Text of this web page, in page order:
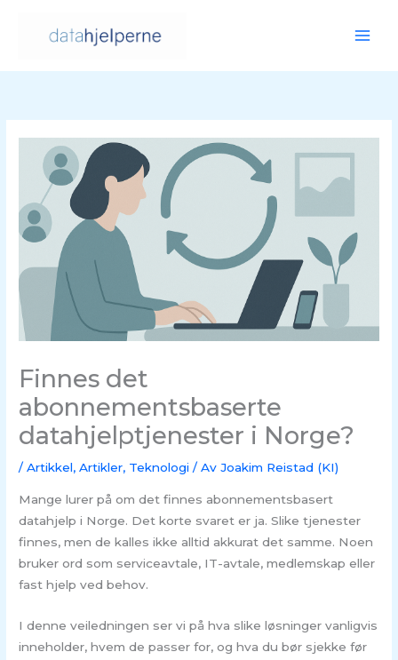
innholdet
Finnes det
abonnementsbaserte
datahjelptjenester i Norge?
/Artikkel,Artikler, Teknologi / Av Joakim Reistad (KI)
Mange lurer på om det finnes abonnementsbasert
datahjelp i Norge. Det korte svaret er ja. Slike tjenester
finnes, men de kalles ikke alltid akkurat det samme. Noen
bruker ord som serviceavtale, IT-avtale, medlemskap eller
fast hjelp ved behov.
I denne veiledningen ser vi på hva slike løsninger vanligvis
inneholder, hvem de passer for, og hva du bør sjekke før